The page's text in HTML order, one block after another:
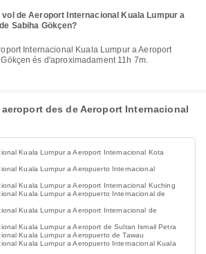
de Aeroport Internacional Kuala Lumpur a
Sabiha Gökçen?
és d'aproximadament 11h 7m.
des de Aeroport Internacional
Kuala Lumpur a Aeroport Internacional Kota
Kuala Lumpur a Aeropuerto Internacional
Kuala Lumpur a Aeroport Internacional Kuching
Kuala Lumpur a Aeropuerto Internacional de
Kuala Lumpur a Aeroport Internacional de
Kuala Lumpur a Aeroport de Sultan Ismail Petra
Kuala Lumpur a Aeropuerto de Tawau
Kuala Lumpur a Aeropuerto Internacional Kuala